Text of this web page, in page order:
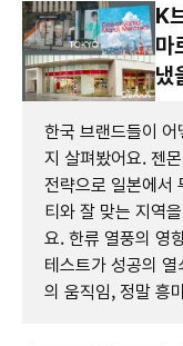
K
마
냈
한국 브랜드들이
지 살펴봤어요. 젠
전략으로 일본에서
티와 잘 맞는 지역
요. 한류 열풍의 영
테스트가 성공의
의 움직임, 정말 흥